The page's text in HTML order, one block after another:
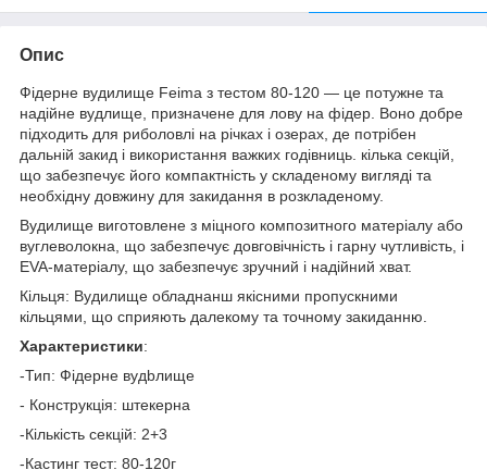
Опис
Фідерне вудилище Feima з тестом 80-120 — це потужне та
надійне вудлище, призначене для лову на фідер. Воно добре
підходить для риболовлі на річках і озерах, де потрібен
дальній закид і використання важких годівниць. кілька секцій,
що забезпечує його компактність у складеному вигляді та
необхідну довжину для закидання в розкладеному.
Вудилище виготовлене з міцного композитного матеріалу або
вуглеволокна, що забезпечує довговічність і гарну чутливість, і
EVA-матеріалу, що забезпечує зручний і надійний хват.
Кільця: Вудилище обладнанш якісними пропускними
кільцями, що сприяють далекому та точному закиданню.
Характеристики:
-Тип: Фідерне вудbлище
- Конструкція: штекерна
-Кількість секцій: 2+3
-Кастинг тест: 80-120г